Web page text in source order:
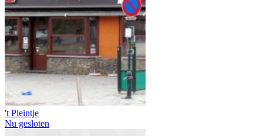
't Pleintje
Nu gesloten